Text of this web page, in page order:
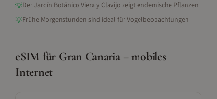
💡Der Jardín Botánico Viera y Clavijo zeigt endemische Pflanzen
💡Frühe Morgenstunden sind ideal für Vogelbeobachtungen
eSIM für Gran Canaria– mobiles
Internet